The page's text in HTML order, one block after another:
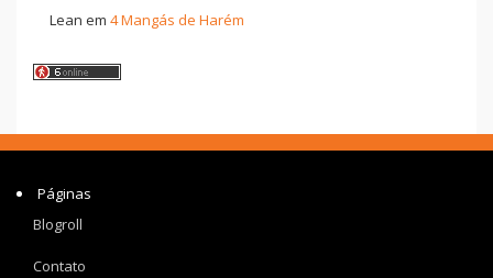
Lean em 4 Mangás de Harém
Páginas
Blogroll
Contato